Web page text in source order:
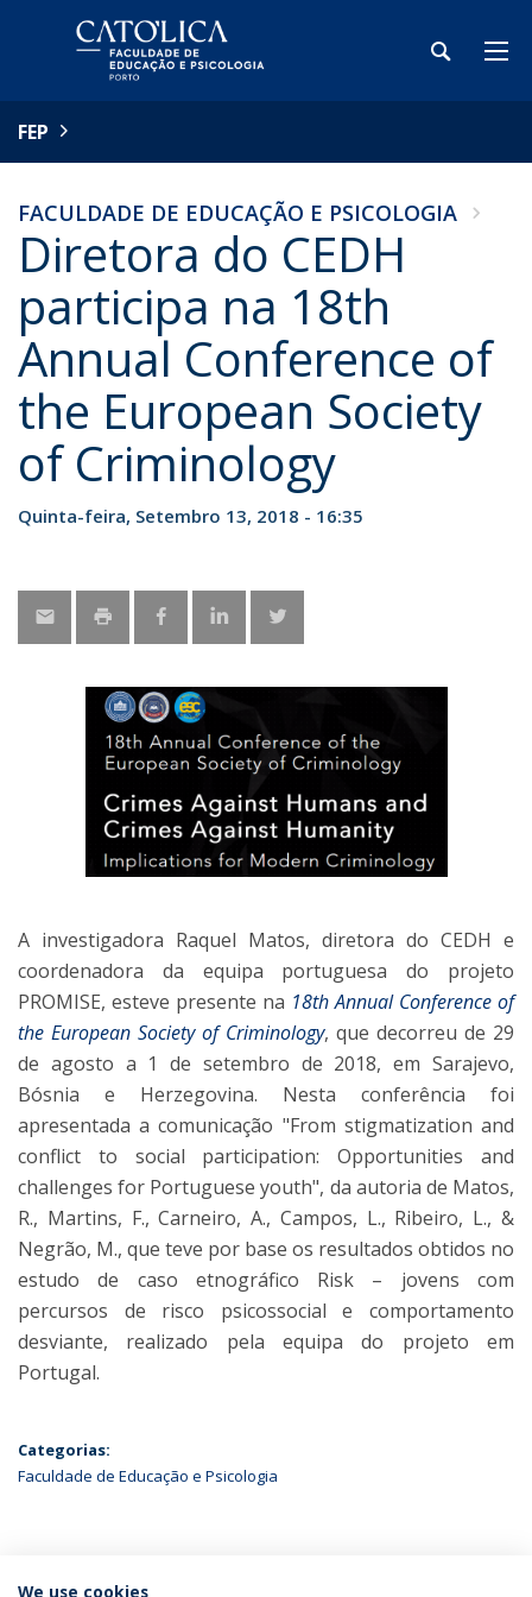
FEP
FACULDADE DE EDUCAÇÃO E PSICOLOGIA
Diretora do CEDH
participa na 18th
Annual Conference of
the European Society
of Criminology
Quinta-feira, Setembro 13, 2018 - 16:35
A investigadora Raquel Matos, diretora do CEDH e
coordenadora da equipa portuguesa do projeto
PROMISE, esteve presente na 18th Annual Conference of
the European Society of Criminology, que decorreu de 29
de agosto a 1 de setembro de 2018, em Sarajevo,
Bósnia e Herzegovina. Nesta conferência foi
apresentada a comunicação "From stigmatization and
conflict to social participation: Opportunities and
challenges for Portuguese youth", da autoria de Matos,
R., Martins, F., Carneiro, A., Campos, L., Ribeiro, L., &
Negrão, M., que teve por base os resultados obtidos no
estudo de caso etnográfico Risk – jovens com
percursos de risco psicossocial e comportamento
desviante, realizado pela equipa do projeto em
Portugal.
Categorias:
Faculdade de Educação e Psicologia
We use cookies